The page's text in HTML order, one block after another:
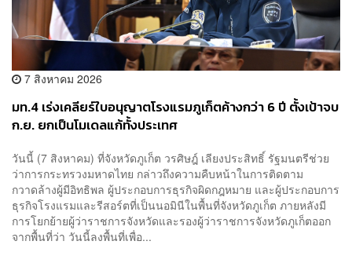
7 สิงหาคม 2026
มท.4 เร่งเคลียร์ใบอนุญาตโรงแรมภูเก็ตค้างกว่า 6 ปี ตั้งเป้าจบ
ก.ย. ยกเป็นโมเดลแก้ทั้งประเทศ
วันนี้ (7 สิงหาคม) ที่จังหวัดภูเก็ต วรศิษฎ์ เลียงประสิทธิ์ รัฐมนตรีช่วย
ว่าการกระทรวงมหาดไทย กล่าวถึงความคืบหน้าในการติดตาม
กวาดล้างผู้มีอิทธิพล ผู้ประกอบการธุรกิจผิดกฎหมาย และผู้ประกอบการ
ธุรกิจโรงแรมและรีสอร์ตที่เป็นนอมินีในพื้นที่จังหวัดภูเก็ต ภายหลังมี
การโยกย้ายผู้ว่าราชการจังหวัดและรองผู้ว่าราชการจังหวัดภูเก็ตออก
จากพื้นที่ว่า วันนี้ลงพื้นที่เพื่อ...